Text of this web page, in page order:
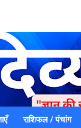
राशिफल / पंचांग